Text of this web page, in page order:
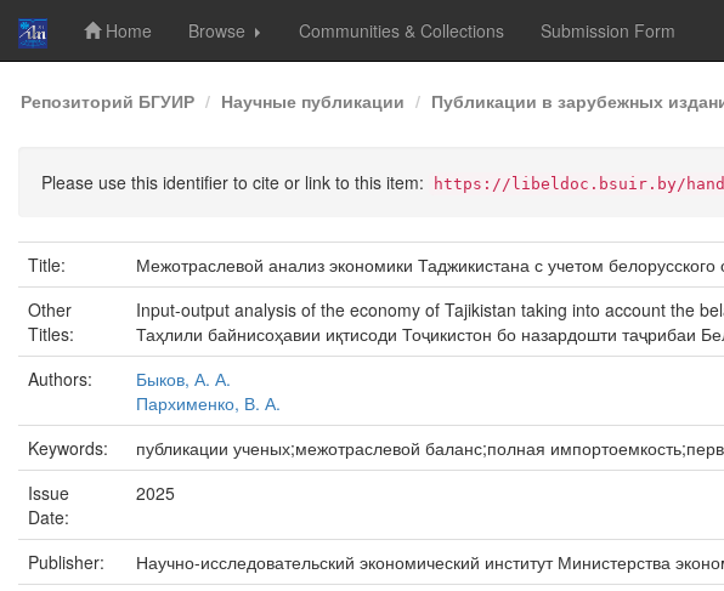
Skip
navigation
Home Browse Communities & Collections Submission Form
Репозиторий БГУИР Научные публикации Публикации в зарубежных
Please use this identifier to cite or link to this item: https://libeldoc.bsuir.by/
Title:
Межотраслевой анализ экономики Таджикистана с учетом белорусского
Other
Titles:
Input-output analysis of the economy of Tajikistan taking into account the
Таҳлили байнисоҳавии иқтисоди Тоҷикистон бо назардошти таҷрибаи
Authors:
Быков, А. А.
Пархименко, В. А.
Keywords:
публикации ученых;межотраслевой баланс;полная
Issue
Date:
2025
Publisher:
Научно-исследовательский экономический институт Министерства